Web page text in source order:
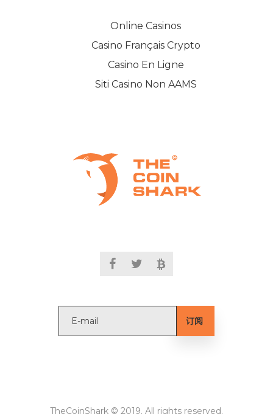
Online Casinos
Casino Français Crypto
Casino En Ligne
Siti Casino Non AAMS
TheCoinShark © 2019. All rights reserved.